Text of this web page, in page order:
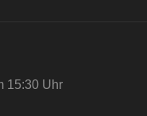
15:30 Uhr